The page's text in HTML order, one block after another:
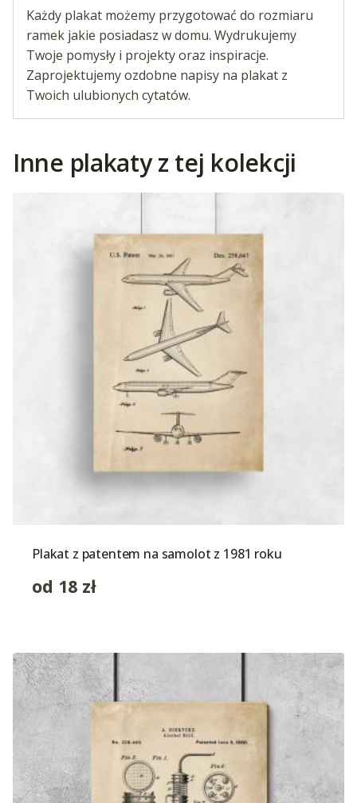
Każdy plakat możemy przygotować do rozmiaru
ramek jakie posiadasz w domu. Wydrukujemy
Twoje pomysły i projekty oraz inspiracje.
Zaprojektujemy ozdobne napisy na plakat z
Twoich ulubionych cytatów.
Inne plakaty z tej kolekcji
Plakat z patentem na samolot z 1981 roku
od 18 zł